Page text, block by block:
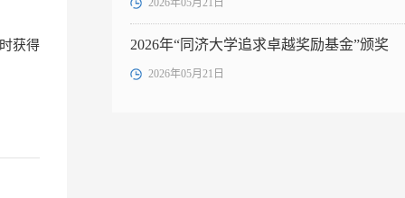
获得
2026年05月21日
2026年“同济大学追求卓越奖励基金”颁奖
2026年05月21日